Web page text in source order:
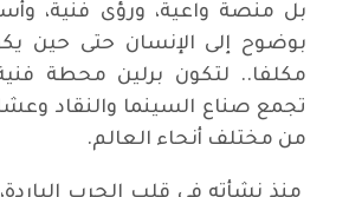
بل منصة واعية، ورؤى فنية،
بوضوح إلى الإنسان حتى حين
مكلفا.. لتكون برلين محطة فنية
تجمع صناع السينما والنقاد
من مختلف أنحاء العالم.